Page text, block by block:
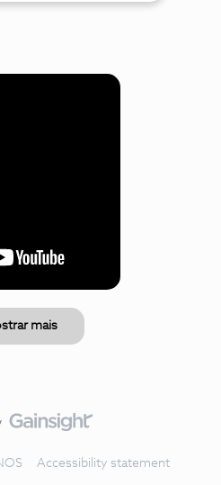
mais
Accessibility statement